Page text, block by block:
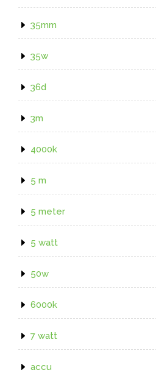
35mm
35w
36d
3m
4000k
5 m
5 meter
5 watt
50w
6000k
7 watt
accu